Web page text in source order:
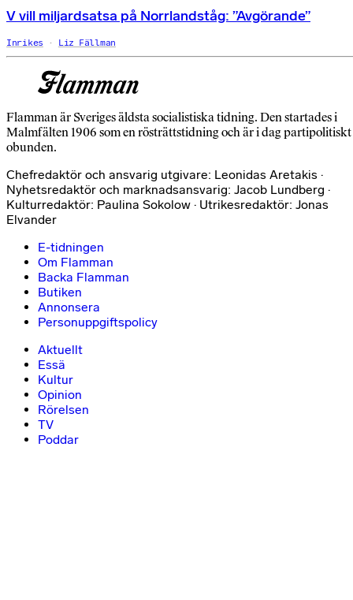
V vill miljardsatsa på Norrlandståg: ”Avgörande”
Inrikes Liz Fällman
Flamman är Sveriges äldsta socialistiska tidning. Den startades i
Malmfälten 1906 som en rösträttstidning och är i dag partipolitiskt
obunden.
Chefredaktör och ansvarig utgivare: Leonidas Aretakis ·
Nyhetsredaktör och marknadsansvarig: Jacob Lundberg ·
Kulturredaktör: Paulina Sokolow · Utrikesredaktör: Jonas
Elvander
E-tidningen
Om Flamman
Backa Flamman
Butiken
Annonsera
Personuppgiftspolicy
Aktuellt
Essä
Kultur
Opinion
Rörelsen
TV
Poddar